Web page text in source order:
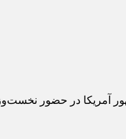
آمریکا در حضور